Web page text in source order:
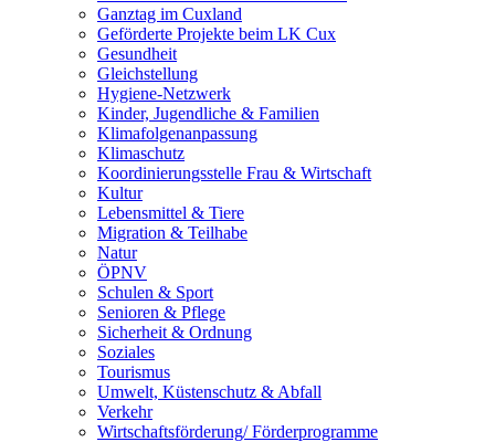
Ganztag im Cuxland
Geförderte Projekte beim LK Cux
Gesundheit
Gleichstellung
Hygiene-Netzwerk
Kinder, Jugendliche & Familien
Klimafolgenanpassung
Klimaschutz
Koordinierungsstelle Frau & Wirtschaft
Kultur
Lebensmittel & Tiere
Migration & Teilhabe
Natur
ÖPNV
Schulen & Sport
Senioren & Pflege
Sicherheit & Ordnung
Soziales
Tourismus
Umwelt, Küstenschutz & Abfall
Verkehr
Wirtschaftsförderung/ Förderprogramme